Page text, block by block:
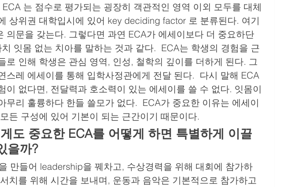
는 점수로 평가되는 굉장히 객관적인 영역 이외 모두를 대체
상위권 대학입시에 있어 key deciding factor 로 분류된다. 여기
의문을 갖는다. 그렇다면 과연 ECA가 에세이보다 더 중요하단
잇몸 없는 치아를 말하는 것과 같다.  ECA는 학생의 경험을 근
로 인해 학생은 관심 영역, 인성, 철학의 깊이를 더하게 된다. 그
스레 에세이를 통해 입학사정관에게 전달 된다.  다시 말해 ECA
이 없다면, 전달력과 호소력이 있는 에세이를 쓸 수 없다. 잇몸이
무리 훌륭하다 한들 쓸모가 없다.  ECA가 중요한 이유는 에세이
든 구성에 있어 기본이 되는 근간이기 때문이다.
도 중요한 ECA를 어떻게 하면 특별하게 이끌
을까?
만들어 leadership을 꿰차고, 수상경력을 위해 대회에 참가하
치를 위해 시간을 보내며, 운동과 음악은 기본적으로 참가하고